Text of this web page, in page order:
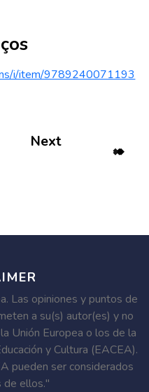
i/item/9789240071193
Next
Las opiniones y puntos de
a su(s) autor(es) y no
Unión Europea o los de la
y Cultura (EACEA).
pueden ser considerados
de ellos."